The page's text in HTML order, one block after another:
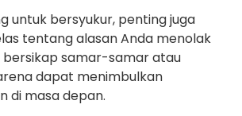
untuk bersyukur, penting juga
tentang alasan Anda menolak
bersikap samar-samar atau
dapat menimbulkan
di masa depan.